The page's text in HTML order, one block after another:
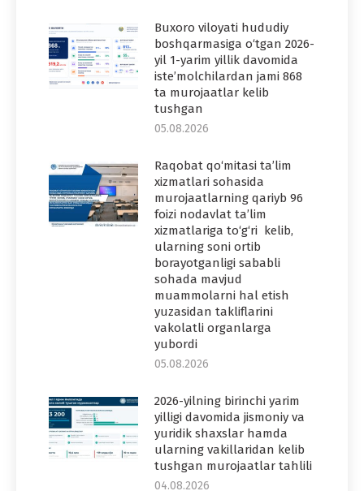
Buxoro viloyati hududiy
boshqarmasiga o‘tgan 2026-
yil 1-yarim yillik davomida
iste’molchilardan jami 868
ta murojaatlar kelib
tushgan
05.08.2026
Raqobat qo‘mitasi ta’lim
xizmatlari sohasida
murojaatlarning qariyb 96
foizi nodavlat ta’lim
xizmatlariga to‘g‘ri kelib,
ularning soni ortib
borayotganligi sababli
sohada mavjud
muammolarni hal etish
yuzasidan takliflarini
vakolatli organlarga
yubordi
05.08.2026
2026-yilning birinchi yarim
yilligi davomida jismoniy va
yuridik shaxslar hamda
ularning vakillaridan kelib
tushgan murojaatlar tahlili
04.08.2026